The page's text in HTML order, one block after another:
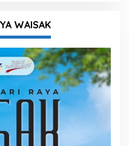
WAISAK